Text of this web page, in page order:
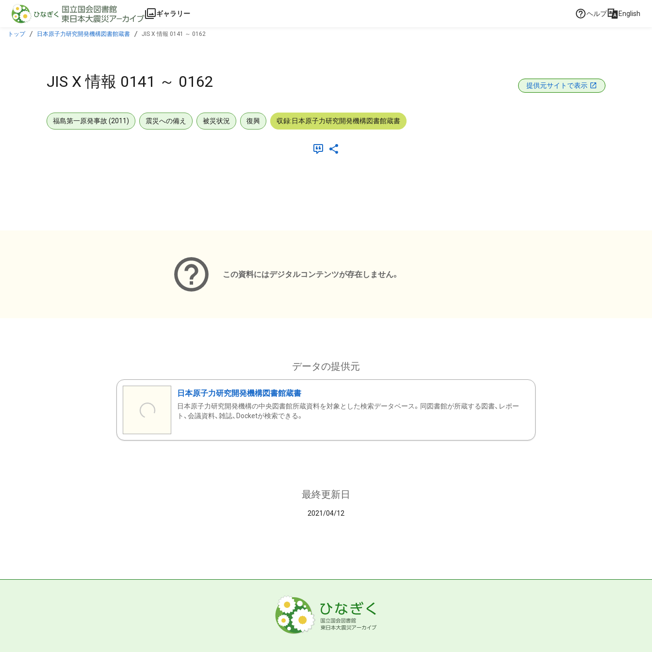
本文に飛ぶ
ギャラリー ヘルプ English
トップ 日本原子力研究開発機構図書館蔵書 JIS X 情報 0141 ～ 0162
JIS X 情報 0141 ～ 0162 提供元サイトで表示
福島第一原発事故 (2011) 震災への備え 被災状況 復興 収録:日本原子力研究開発機構図書館蔵書
この資料にはデジタルコンテンツが存在しません。
データの提供元
日本原子力研究開発機構図書館蔵書
日本原子力研究開発機構の中央図書館所蔵資料を対象とした検索データベース。同図書館が所蔵する図書、レポー
ト、会議資料、雑誌、Docketが検索できる。
最終更新日
2021/04/12